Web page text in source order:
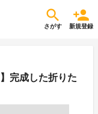
さがす 新規登録
完成した折りた